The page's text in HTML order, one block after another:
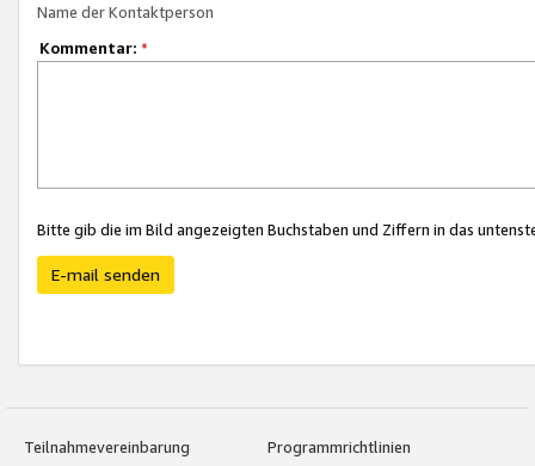
Name der Kontaktperson
Kommentar: *
Bitte gib die im Bild angezeigten Buchstaben und Ziffern in das
E-mail senden
Teilnahmevereinbarung
Programmrichtlinien